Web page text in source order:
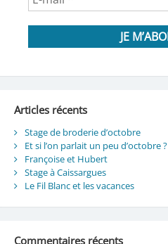
Articles récents
Stage de broderie d’octobre
Et si l’on parlait un peu d’octobre ?
Françoise et Hubert
Stage à Caissargues
Le Fil Blanc et les vacances
Commentaires récents